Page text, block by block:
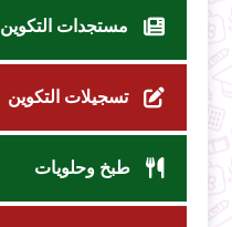
مستجدات التكوين
تسجيلات التكوين
طبخ وحلويات